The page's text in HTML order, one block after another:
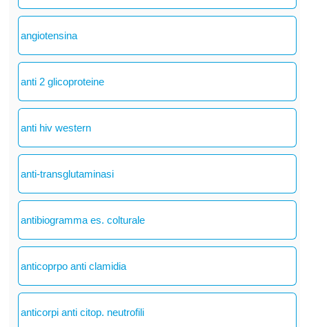
angiotensina
anti 2 glicoproteine
anti hiv western
anti-transglutaminasi
antibiogramma es. colturale
anticoprpo anti clamidia
anticorpi anti citop. neutrofili